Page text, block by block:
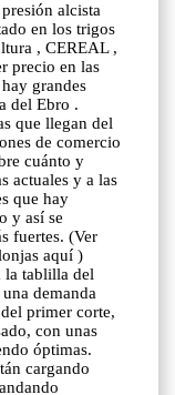
alcista
en los trigos
, CEREAL ,
precio en las
grandes
del Ebro .
que llegan del
de comercio
cuánto y
actuales y a las
que hay
y así se
fuertes. (Ver
aquí )
la tablilla del
demanda
primer corte,
con unas
óptimas.
cargando